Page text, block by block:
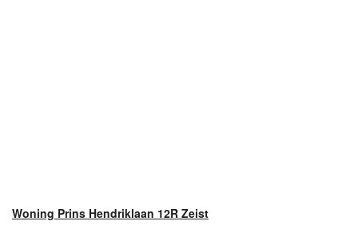
Woning Prins Hendriklaan 12R Zeist